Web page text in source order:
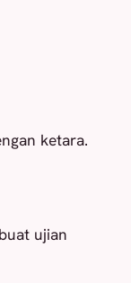
ketara.
ujian